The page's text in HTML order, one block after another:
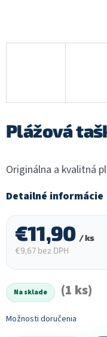
Plážová
Originálna a kvalitná
Detailné informácie
€11,90 / ks
€9,67 bez DPH
Na sklade
(1 ks)
Možnosti doručenia